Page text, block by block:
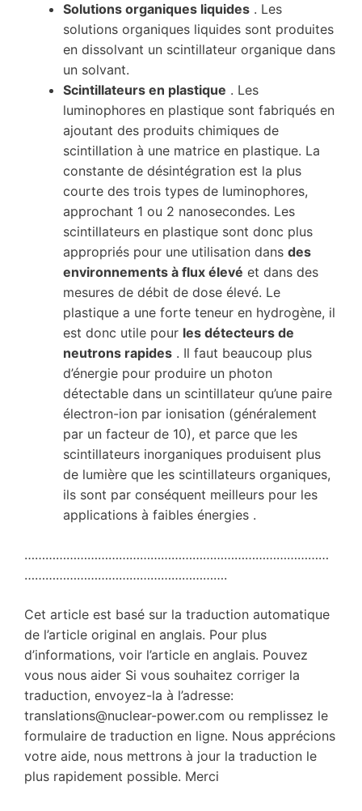
Solutions organiques liquides . Les
solutions organiques liquides sont produites
en dissolvant un scintillateur organique dans
un solvant.
Scintillateurs en plastique . Les
luminophores en plastique sont fabriqués en
ajoutant des produits chimiques de
scintillation à une matrice en plastique. La
constante de désintégration est la plus
courte des trois types de luminophores,
approchant 1 ou 2 nanosecondes. Les
scintillateurs en plastique sont donc plus
appropriés pour une utilisation dans des
environnements à flux élevé et dans des
mesures de débit de dose élevé. Le
plastique a une forte teneur en hydrogène, il
est donc utile pour les détecteurs de
neutrons rapides . Il faut beaucoup plus
d’énergie pour produire un photon
détectable dans un scintillateur qu’une paire
électron-ion par ionisation (généralement
par un facteur de 10), et parce que les
scintillateurs inorganiques produisent plus
de lumière que les scintillateurs organiques,
ils sont par conséquent meilleurs pour les
applications à faibles énergies .
……………………………………………………………………………
………………………………………………….
Cet article est basé sur la traduction automatique
de l’article original en anglais. Pour plus
d’informations, voir l’article en anglais. Pouvez
vous nous aider Si vous souhaitez corriger la
traduction, envoyez-la à l’adresse:
translations@nuclear-power.com ou remplissez le
formulaire de traduction en ligne. Nous apprécions
votre aide, nous mettrons à jour la traduction le
plus rapidement possible. Merci